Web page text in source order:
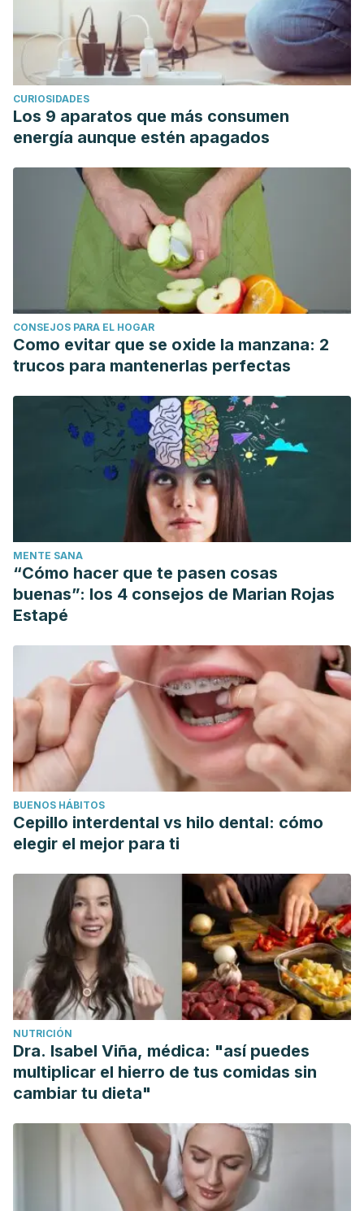
CURIOSIDADES
Los 9 aparatos que más consumen
energía aunque estén apagados
CONSEJOS PARA EL HOGAR
Como evitar que se oxide la manzana: 2
trucos para mantenerlas perfectas
MENTE SANA
“Cómo hacer que te pasen cosas
buenas”: los 4 consejos de Marian Rojas
Estapé
BUENOS HÁBITOS
Cepillo interdental vs hilo dental: cómo
elegir el mejor para ti
NUTRICIÓN
Dra. Isabel Viña, médica: "así puedes
multiplicar el hierro de tus comidas sin
cambiar tu dieta"